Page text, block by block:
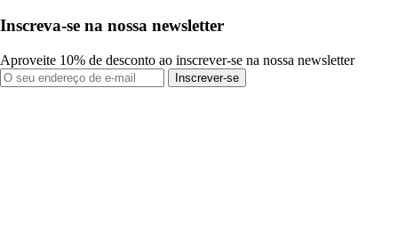
Inscreva-se na nossa newsletter
Aproveite 10% de desconto ao inscrever-se na nossa newsletter
Inscrever-se